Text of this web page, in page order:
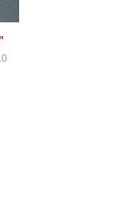
10